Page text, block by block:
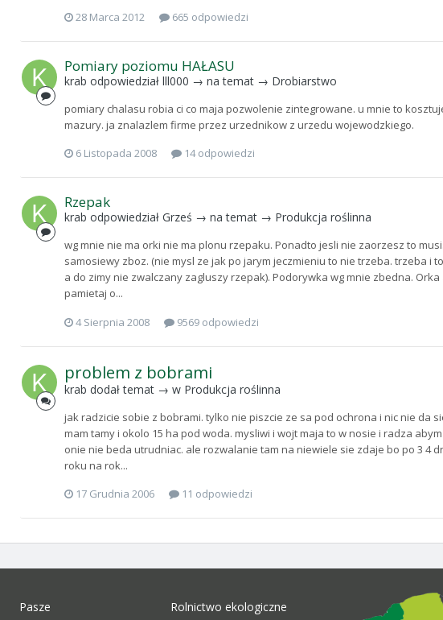
28 Marca 2012
665 odpowiedzi
Pomiary poziomu HAŁASU
krab odpowiedział lll000 → na temat → Drobiarstwo
pomiary chalasu robia ci co maja pozwolenie zintegrowane. u mnie to
mazury. ja znalazlem firme przez urzednikow z urzedu wojewodzkiego.
6 Listopada 2008
14 odpowiedzi
Rzepak
krab odpowiedział Grześ → na temat → Produkcja roślinna
wg mnie nie ma orki nie ma plonu rzepaku. Ponadto jesli nie zaorzesz to
samosiewy zboz. (nie mysl ze jak po jarym jeczmieniu to nie trzeba. trzeba i
a do zimy nie zwalczany zagluszy rzepak). Podorywka wg mnie zbedna.
pamietaj o...
4 Sierpnia 2008
9569 odpowiedzi
problem z bobrami
krab dodał temat → w Produkcja roślinna
jak radzicie sobie z bobrami. tylko nie piszcie ze sa pod ochrona i nic nie da
mam tamy i okolo 15 ha pod woda. mysliwi i wojt maja to w nosie i radza
onie nie beda utrudniac. ale rozwalanie tam na niewiele sie zdaje bo po 3 4
roku na rok...
17 Grudnia 2006
11 odpowiedzi
Pasze Rolnictwo ekologiczne